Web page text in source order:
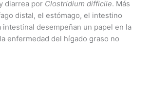
diarrea por Clostridium difficile. Más
distal, el estómago, el intestino
desempeñan un papel en la
enfermedad del hígado graso no